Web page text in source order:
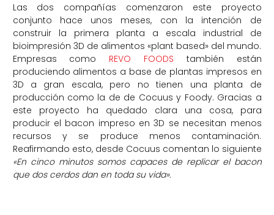
Las dos compañías comenzaron este proyecto
conjunto hace unos meses, con la intención de
construir la primera planta a escala industrial de
bioimpresión 3D de alimentos «plant based» del mundo.
Empresas como REVO FOODS también están
produciendo alimentos a base de plantas impresos en
3D a gran escala, pero no tienen una planta de
producción como la de de Cocuus y Foody. Gracias a
este proyecto ha quedado clara una cosa, para
producir el bacon impreso en 3D se necesitan menos
recursos y se produce menos contaminación.
Reafirmando esto, desde Cocuus comentan lo siguiente
«En cinco minutos somos capaces de replicar el bacon
que dos cerdos dan en toda su vida».